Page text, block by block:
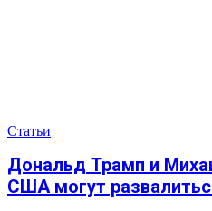
Статьи
Дональд Трамп и
США могут